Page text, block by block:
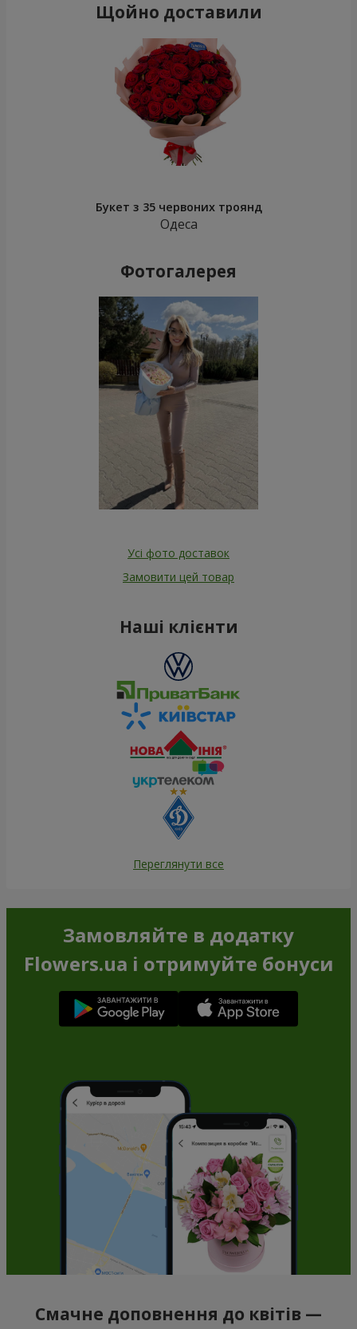
Щойно доставили
Букет з 35 червоних троянд
Одеса
Фотогалерея
Усі фото доставок
Замовити цей товар
Наші клієнти
Переглянути все
Замовляйте в додатку
Flowers.ua і отримуйте бонуси
Смачне доповнення до квітів —